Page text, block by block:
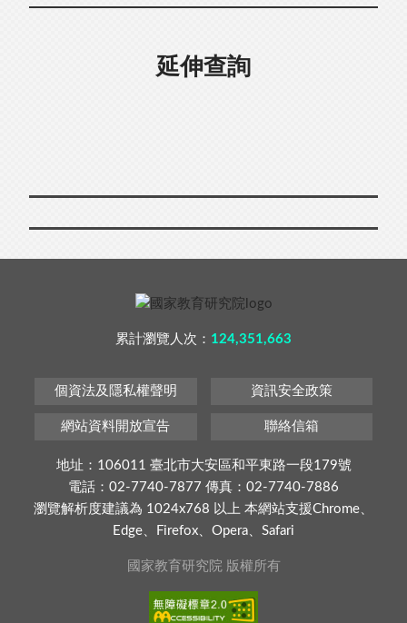
延伸查詢
累計瀏覽人次： 124,351,663
個資法及隱私權聲明 資訊安全政策
網站資料開放宣告 聯絡信箱
地址：106011 臺北市大安區和平東路一段179號
電話：02-7740-7877 傳真：02-7740-7886
瀏覽解析度建議為 1024x768 以上 本網站支援Chrome、
Edge、Firefox、Opera、Safari
國家教育研究院 版權所有